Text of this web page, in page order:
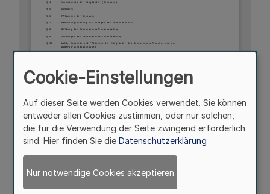
Cookie-Einstellungen
Auf dieser Seite werden Cookies verwendet. Sie können
entweder allen Cookies zustimmen, oder nur solchen,
die für die Verwendung der Seite zwingend erforderlich
sind. Hier finden Sie die Datenschutzerklärung
Nur notwendige Cookies akzeptieren